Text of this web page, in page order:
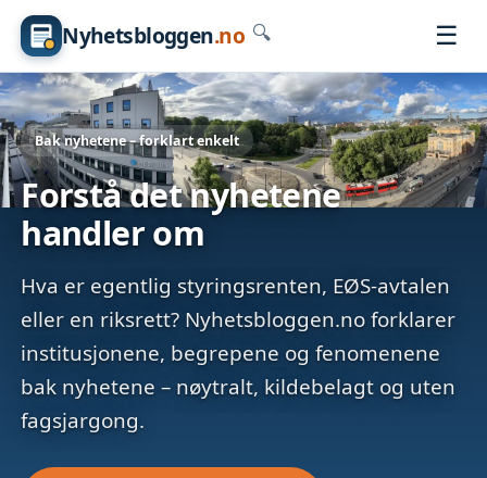
Nyhetsbloggen.no 🔍 ☰
Bak nyhetene – forklart enkelt
Forstå det nyhetene
handler om
Hva er egentlig styringsrenten, EØS-avtalen
eller en riksrett? Nyhetsbloggen.no forklarer
institusjonene, begrepene og fenomenene
bak nyhetene – nøytralt, kildebelagt og uten
fagsjargong.